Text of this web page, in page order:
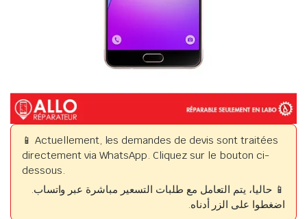
📱 Actuellement, les demandes de devis sont traitées
directement via WhatsApp. Cliquez sur le bouton ci-
dessous.
📱 حاليا، يتم التعامل مع طلبات التسعير مباشرة عبر واتساب.
اضغطوا على الزر أدناه.